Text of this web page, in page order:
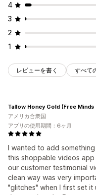
4
3
2
1
レビューを書く すべて
I wanted to add
this shoppable videos
our customer testimonial
clean way was very
"glitches" when I first set
Tallow Honey Gold (Free Minds
アメリカ合衆国
アプリの使用期間：6ヶ月